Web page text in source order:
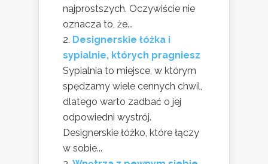
najprostszych. Oczywiście nie
oznacza to, że...
Designerskie łóżka i
sypialnie, których pragniesz
Sypialnia to miejsce, w którym
spędzamy wiele cennych chwil,
dlatego warto zadbać o jej
odpowiedni wystrój.
Designerskie łóżko, które łączy
w sobie...